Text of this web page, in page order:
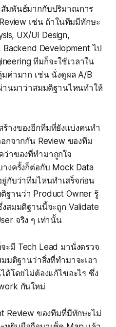
สัมพันธ์มากกับปริมาณการ
เช่น ถ้าในทีมมีทักษะ
UX/UI Design,
Development ไป
ทีมก็จะใช้เวลาใน
ค่ามาก เช่น นั่งดูผล A/B
านมาว่าสมมติฐานไหนทำให้
ร้างของอีกทีมที่ยังแบ่งคนทำ
กจากกัน Review ของทีม
ว่าของที่ทำมาถูกใจ
งครั้งก็ต่อกับ Mock Data
กับว่าทีมไหนทำเสร็จก่อน
ฐานว่า Product Owner รู้
สมมติฐานนี้จะถูก Validate
จริง ๆ เท่านั้น
ะมี Tech Lead มานั่งตรวจ
มติฐานว่าสิ่งที่ทำมาจะเอา
โดยไม่ต้องแก้ไขอะไร ซึ่ง
กันใหม่
Review ของทีมที่มีทักษะไม่